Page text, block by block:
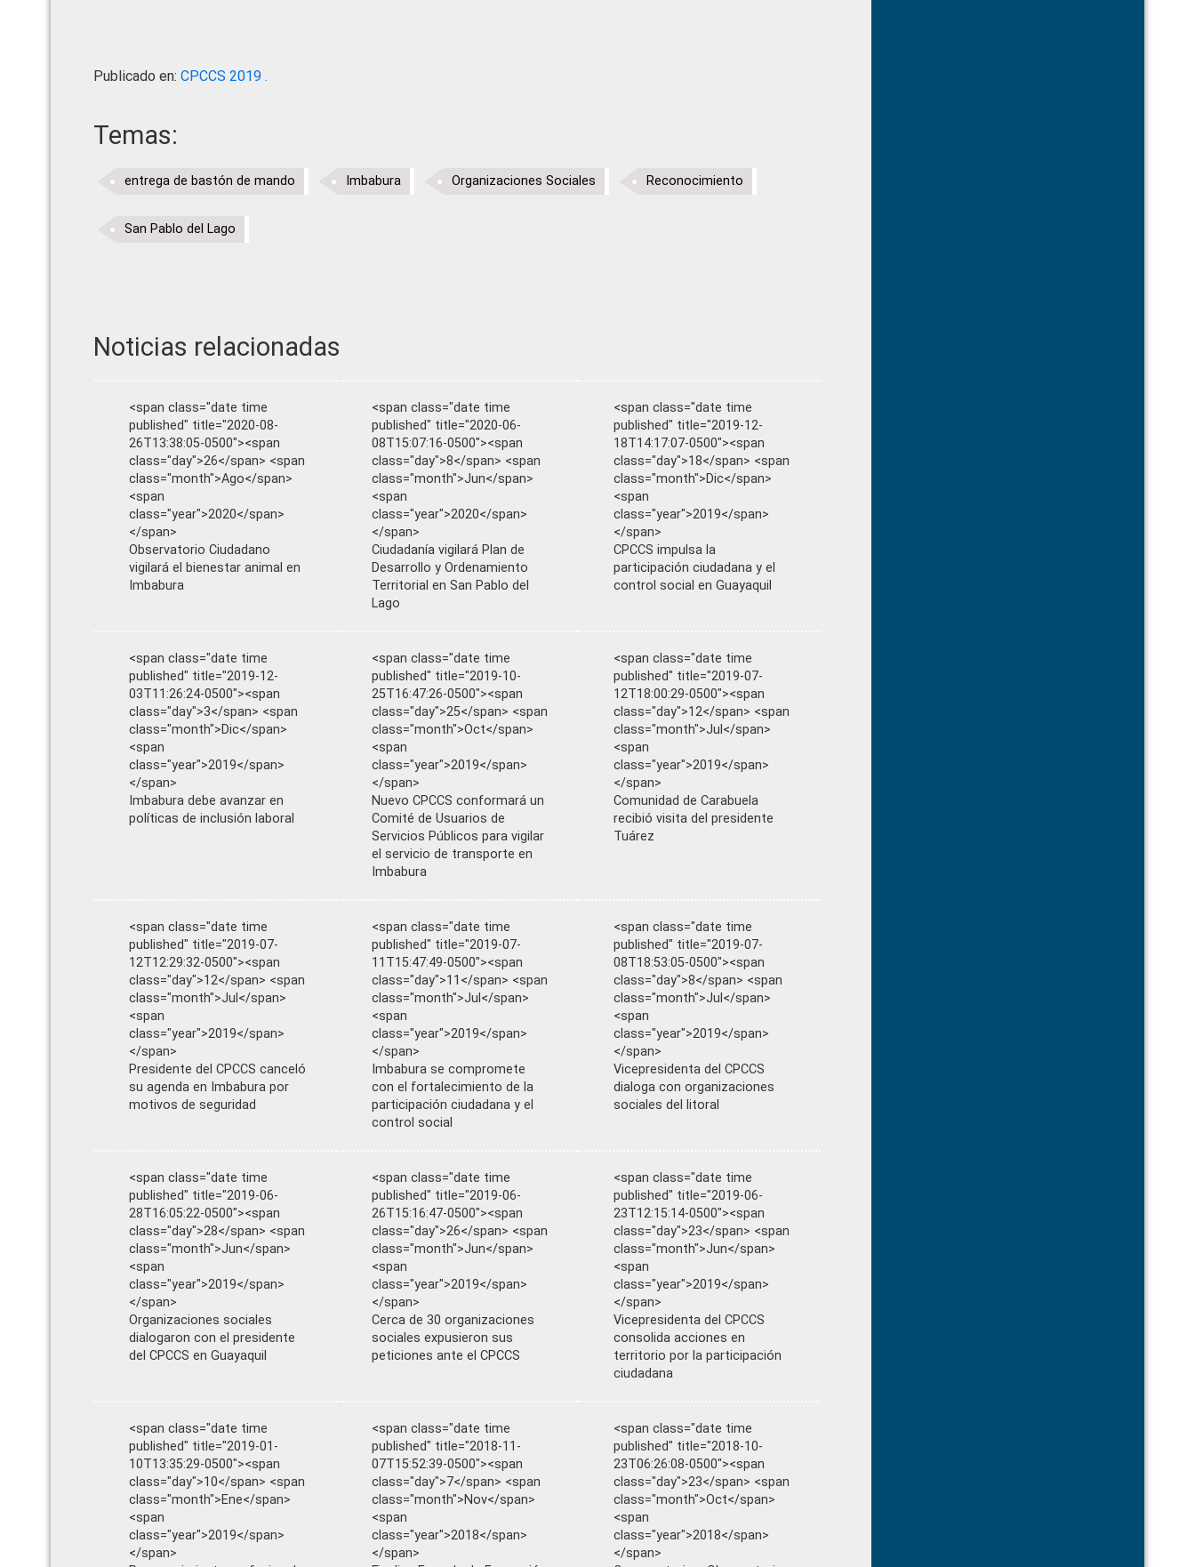
Publicado en: CPCCS 2019 .
Temas:
entrega de bastón de mando Imbabura Organizaciones Sociales Reconocimiento
San Pablo del Lago
Noticias relacionadas
<span class="date time
published" title="2020-08-
26T13:38:05-0500"><span
class="day">26</span> <span
class="month">Ago</span>
<span
class="year">2020</span>
</span>
Observatorio Ciudadano
vigilará el bienestar animal en
Imbabura
<span class="date time
published" title="2020-06-
08T15:07:16-0500"><span
class="day">8</span> <span
class="month">Jun</span>
<span
class="year">2020</span>
</span>
Ciudadanía vigilará Plan de
Desarrollo y Ordenamiento
Territorial en San Pablo del
Lago
<span class="date time
published" title="2019-12-
18T14:17:07-0500"><span
class="day">18</span> <span
class="month">Dic</span>
<span
class="year">2019</span>
</span>
CPCCS impulsa la
participación ciudadana y el
control social en Guayaquil
<span class="date time
published" title="2019-12-
03T11:26:24-0500"><span
class="day">3</span> <span
class="month">Dic</span>
<span
class="year">2019</span>
</span>
Imbabura debe avanzar en
políticas de inclusión laboral
<span class="date time
published" title="2019-10-
25T16:47:26-0500"><span
class="day">25</span> <span
class="month">Oct</span>
<span
class="year">2019</span>
</span>
Nuevo CPCCS conformará un
Comité de Usuarios de
Servicios Públicos para vigilar
el servicio de transporte en
Imbabura
<span class="date time
published" title="2019-07-
12T18:00:29-0500"><span
class="day">12</span> <span
class="month">Jul</span>
<span
class="year">2019</span>
</span>
Comunidad de Carabuela
recibió visita del presidente
Tuárez
<span class="date time
published" title="2019-07-
12T12:29:32-0500"><span
class="day">12</span> <span
class="month">Jul</span>
<span
class="year">2019</span>
</span>
Presidente del CPCCS canceló
su agenda en Imbabura por
motivos de seguridad
<span class="date time
published" title="2019-07-
11T15:47:49-0500"><span
class="day">11</span> <span
class="month">Jul</span>
<span
class="year">2019</span>
</span>
Imbabura se compromete
con el fortalecimiento de la
participación ciudadana y el
control social
<span class="date time
published" title="2019-07-
08T18:53:05-0500"><span
class="day">8</span> <span
class="month">Jul</span>
<span
class="year">2019</span>
</span>
Vicepresidenta del CPCCS
dialoga con organizaciones
sociales del litoral
<span class="date time
published" title="2019-06-
28T16:05:22-0500"><span
class="day">28</span> <span
class="month">Jun</span>
<span
class="year">2019</span>
</span>
Organizaciones sociales
dialogaron con el presidente
del CPCCS en Guayaquil
<span class="date time
published" title="2019-06-
26T15:16:47-0500"><span
class="day">26</span> <span
class="month">Jun</span>
<span
class="year">2019</span>
</span>
Cerca de 30 organizaciones
sociales expusieron sus
peticiones ante el CPCCS
<span class="date time
published" title="2019-06-
23T12:15:14-0500"><span
class="day">23</span> <span
class="month">Jun</span>
<span
class="year">2019</span>
</span>
Vicepresidenta del CPCCS
consolida acciones en
territorio por la participación
ciudadana
<span class="date time
published" title="2019-01-
10T13:35:29-0500"><span
class="day">10</span> <span
class="month">Ene</span>
<span
class="year">2019</span>
</span>
<span class="date time
published" title="2018-11-
07T15:52:39-0500"><span
class="day">7</span> <span
class="month">Nov</span>
<span
class="year">2018</span>
</span>
<span class="date time
published" title="2018-10-
23T06:26:08-0500"><span
class="day">23</span> <span
class="month">Oct</span>
<span
class="year">2018</span>
</span>